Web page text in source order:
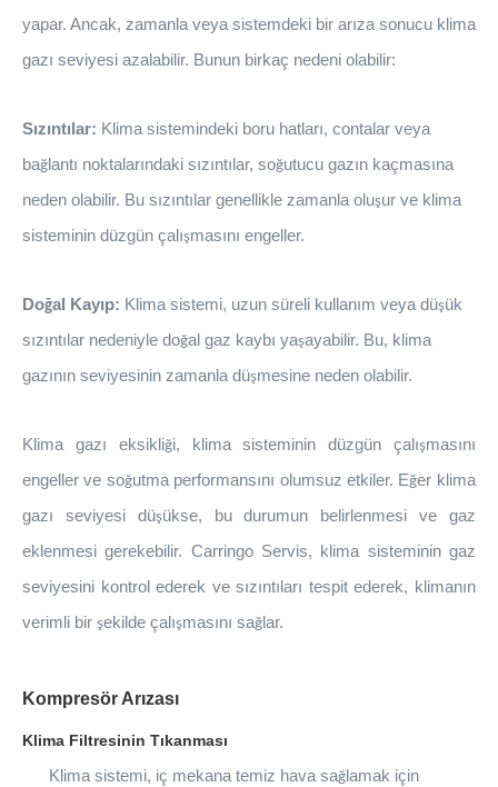
yapar. Ancak, zamanla veya sistemdeki bir arıza sonucu klima
gazı seviyesi azalabilir. Bunun birkaç nedeni olabilir:
Sızıntılar: Klima sistemindeki boru hatları, contalar veya
bağ lantı noktalarındaki sızıntı lar, soğutucu gazın kaçmasına
neden olabilir. Bu sızıntı lar genellikle zamanla oluşur ve klima
sisteminin düzgün çalışmasını engeller.
Doğal Kayıp: Klima sistemi, uzun süreli kullanım veya düşük
sızıntı lar nedeniyle doğal gaz kaybı yaşayabilir. Bu, klima
gazının seviyesinin zamanla düşmesine neden olabilir.
Klima gazı eksikliği, klima sisteminin düzgünçal ışmasını
engeller ve soğutma performansını olumsuz etkiler. Eğer klima
gazı seviyesi düşükse, bu durumun belirlenmesi ve gaz
eklenmesi gerekebilir. Carringo Servis, klima sisteminin gaz
seviyesini kontrol ederek ve sızıntı ları tespit ederek, klimanın
verimli bir şekilde çalışmasını sağ lar.
Kompresör Arızası
Klima Filtresinin Tıkanması
Klima sistemi, iç mekana temiz hava sağ lamak için